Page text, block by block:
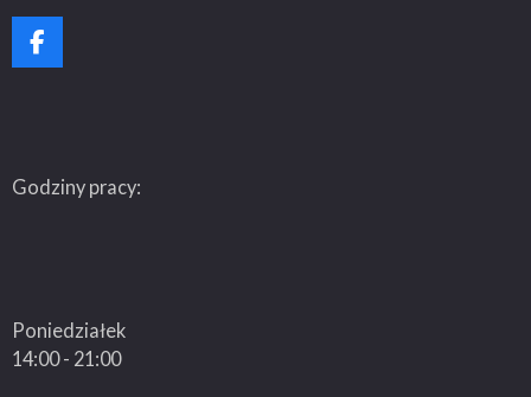
F
a
o
Godziny pracy:
Poniedziałek
14:00 - 21:00